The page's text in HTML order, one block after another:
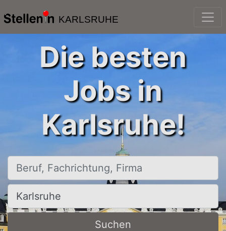
KARLSRUHE
Die besten
Jobs in
Karlsruhe!
Beruf, Fachrichtung, Firma
Ort, Stadt
Suchen